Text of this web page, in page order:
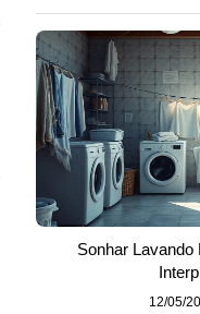
Sonhar Lavando
12/05/